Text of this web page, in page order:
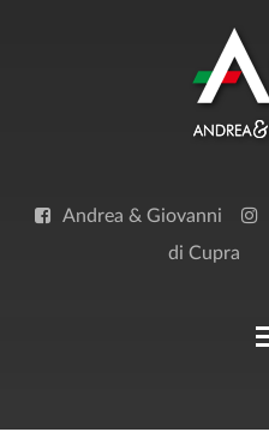
Andrea & Giovanni
di Cupra